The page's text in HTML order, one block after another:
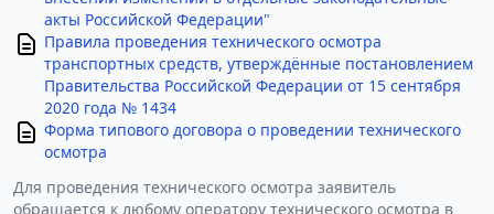
акты Российской Федерации"
Правила проведения технического осмотра
транспортных средств, утверждённые постановлением
Правительства Российской Федерации от 15 сентября
2020 года № 1434
Форма типового договора о проведении технического
осмотра
Для проведения технического осмотра заявитель
обращается к любому оператору технического осмотра в